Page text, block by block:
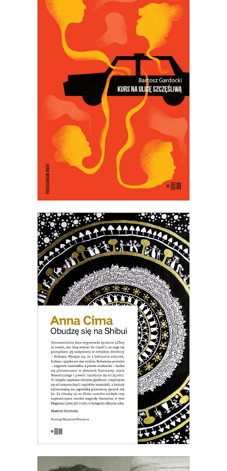
[EBOOK] KURS NA ULICĘ
SZCZĘŚLIWĄ
Kiedy Bartosz Gardocki usiadł za
kierownicą taksówki, poczuł się
szczęśliwy. Szybko się okazało, że jego
pasażerowie też szukają
szczęścia…
PREMIERA POCZĄTEK
LISTOPADA
37.00 zł 18.50
E-BOOK DO KOSZYKA
[EBOOK] OBUDZĘ SIĘ NA
SHIBUI
Jana kocha się platonicznie w aktorach
Kurosawy, czyta Murakamiego i
uzależnia się od Japonii. Podróż do Tokio
i wypowiedziane lekkomyślnie życzenie
stają się początkiem jej uwięzienia w
tokijskiej dzielnicy – Shibuya…
39.00zł 19.50zł
E-BOOK DO KOSZYKA